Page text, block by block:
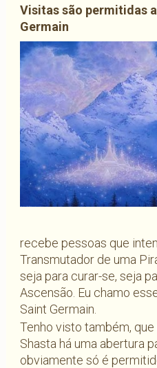
Visitas são permitidas
Germain
recebe pessoas que
Transmutador de uma
seja para curar-se, seja
Ascensão. Eu chamo
Saint Germain.
Tenho visto também,
Shasta há uma abertura
obviamente só é